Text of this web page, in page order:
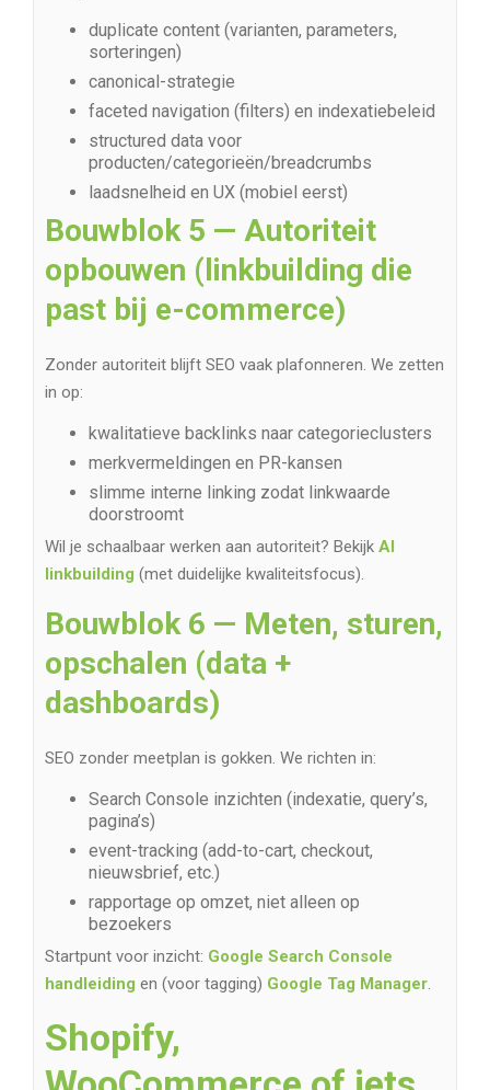
duplicate content (varianten, parameters,
sorteringen)
canonical-strategie
faceted navigation (filters) en indexatiebeleid
structured data voor
producten/categorieën/breadcrumbs
laadsnelheid en UX (mobiel eerst)
Bouwblok 5 — Autoriteit
opbouwen (linkbuilding die
past bij e-commerce)
Zonder autoriteit blijft SEO vaak plafonneren. We zetten
in op:
kwalitatieve backlinks naar categorieclusters
merkvermeldingen en PR-kansen
slimme interne linking zodat linkwaarde
doorstroomt
Wil je schaalbaar werken aan autoriteit? Bekijk AI
linkbuilding (met duidelijke kwaliteitsfocus).
Bouwblok 6 — Meten, sturen,
opschalen (data +
dashboards)
SEO zonder meetplan is gokken. We richten in:
Search Console inzichten (indexatie, query’s,
pagina’s)
event-tracking (add-to-cart, checkout,
nieuwsbrief, etc.)
rapportage op omzet, niet alleen op
bezoekers
Startpunt voor inzicht: Google Search Console
handleiding en (voor tagging) Google Tag Manager.
Shopify,